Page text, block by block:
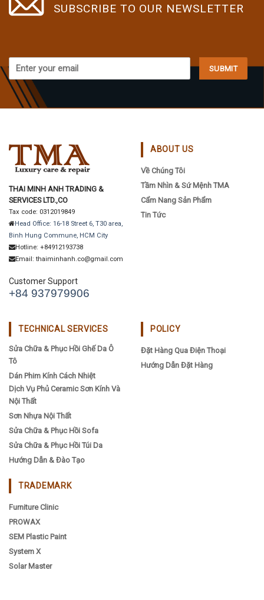
SUBSCRIBE TO OUR NEWSLETTER
THAI MINH ANH TRADING &
SERVICES LTD.,CO
Tax code: 0312019849
Head Office: 16-18 Street 6, T30 area,
Binh Hung Commune, HCM City
Hotline: +84912193738
Email: thaiminhanh.co@gmail.com
Customer Support
+84 937979906
ABOUT US
Về Chúng Tôi
Tầm Nhìn & Sứ Mệnh TMA
Cẩm Nang Sản Phẩm
Tin Tức
TECHNICAL SERVICES
Sửa Chữa & Phục Hồi Ghế Da Ô
Tô
Dán Phim Kính Cách Nhiệt
Dịch Vụ Phủ Ceramic Sơn Kính Và
Nội Thất
Sơn Nhựa Nội Thất
Sửa Chữa & Phục Hồi Sofa
Sửa Chữa & Phục Hồi Túi Da
Hướng Dẫn & Đào Tạo
POLICY
Đặt Hàng Qua Điện Thoại
Hướng Dẫn Đặt Hàng
TRADEMARK
Furniture Clinic
PROWAX
SEM Plastic Paint
System X
Solar Master